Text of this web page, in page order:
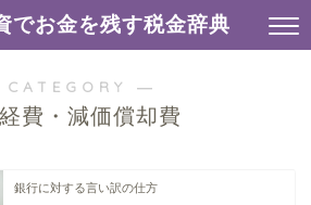
でお金を残す税金辞典
―
費・減価償却費
銀行に対する言い訳の仕方